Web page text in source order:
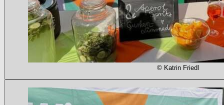
© Katrin Friedl